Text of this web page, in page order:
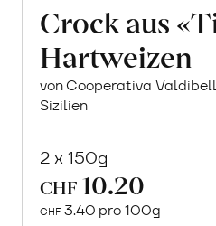
Crock aus
Hartweizen
von Cooperativa
Sizilien
2 x 150g
CHF 10.20
CHF 3.40 pro 100g